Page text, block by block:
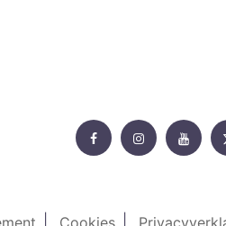
FacebookInstagram
Cookies